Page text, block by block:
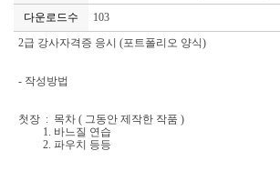
다운로드수
103
2급 강사자격증 응시 (포트폴리오 양식)
- 작성방법
첫장 : 목차 ( 그동안 제작한 작품 )
1. 바느질 연습
2. 파우치 등등